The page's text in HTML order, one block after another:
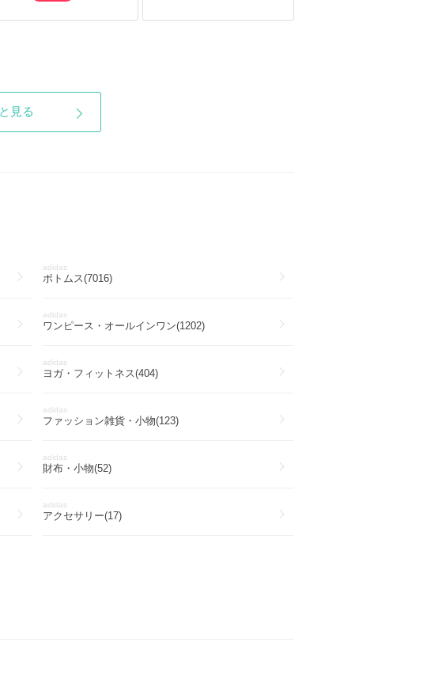
見る
adidas
ボトムス(7016)
adidas
ワンピース・オールインワン(1202)
adidas
ヨガ・フィットネス(404)
adidas
ファッション雑貨・小物(123)
adidas
財布・小物(52)
adidas
アクセサリー(17)